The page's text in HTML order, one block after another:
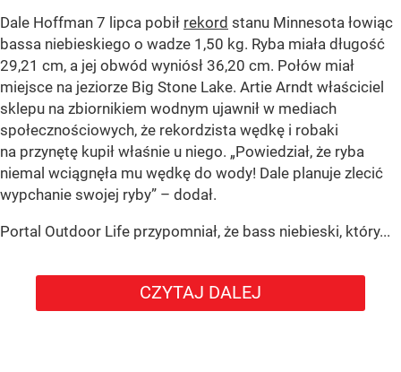
Dale Hoffman 7 lipca pobił rekord stanu Minnesota łowiąc
bassa niebieskiego o wadze 1,50 kg. Ryba miała długość
29,21 cm, a jej obwód wyniósł 36,20 cm. Połów miał
miejsce na jeziorze Big Stone Lake. Artie Arndt właściciel
sklepu na zbiornikiem wodnym ujawnił w mediach
społecznościowych, że rekordzista wędkę i robaki
na przynętę kupił właśnie u niego. „Powiedział, że ryba
niemal wciągnęła mu wędkę do wody! Dale planuje zlecić
wypchanie swojej ryby” – dodał.
Portal Outdoor Life przypomniał, że bass niebieski, który...
CZYTAJ DALEJ